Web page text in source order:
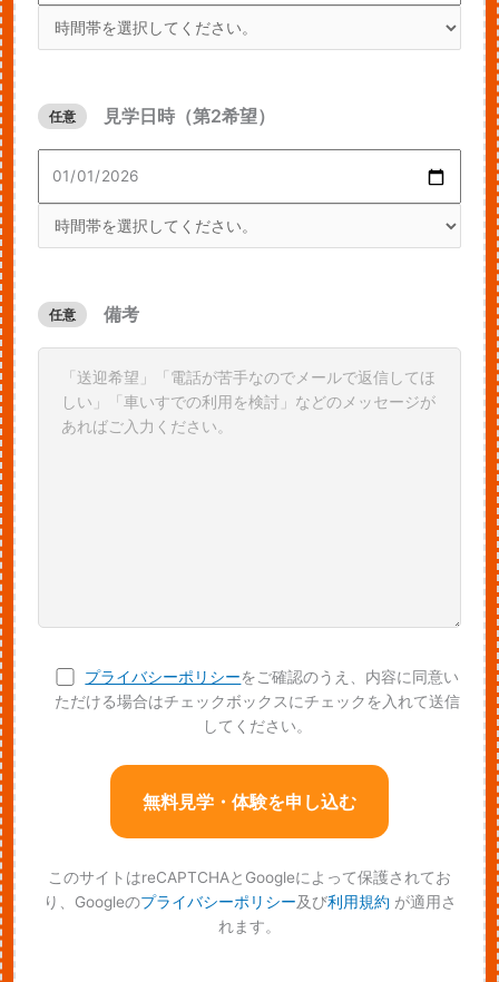
任意 見学日時（第2希望）
任意 備考
プライバシーポリシーをご確認のうえ、内容に同意い
ただける場合はチェックボックスにチェックを入れて送信
してください。
このサイトはreCAPTCHAとGoogleによって保護されてお
り、Googleのプライバシーポリシー及び利用規約 が適用さ
れます。